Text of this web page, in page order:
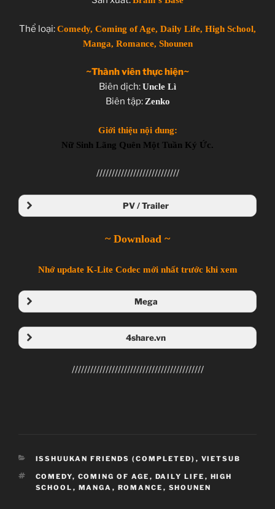
Thể loại:Comedy, Coming of Age, Daily Life, High School,
Manga, Romance, Shounen
~Thành viên thực hiện~
Biên dịch:Uncle Lì
Biên tập: Zenko
Giới thiệu nội dung:
Nữ Sinh Lãng Quên Một Tuần Ký Ức.
///////////////////////////
PV / Trailer
~ Download ~
Nhớ update K-Lite Codec mới nhất trước khi xem
Mega
4share.vn
///////////////////////////////////////////
CATEGORIES
ISSHUUKAN FRIENDS (COMPLETED) , VIETSUB
TAGS
COMEDY, COMING OF AGE , DAILY LIFE , HIGH
SCHOOL , MANGA , ROMANCE , SHOUNEN